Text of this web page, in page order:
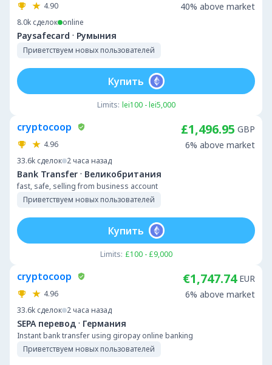
4.90
8.0k сделок online
Paysafecard · Румыния
Приветствуем новых пользователей
40% above market
Limits: lei100 - lei5,000
Купить
cryptocoop
4.96
33.6k сделок 2 часа назад
Bank Transfer · Великобритания
fast, safe, selling from business account
Приветствуем новых пользователей
£1,496.95 GBP
6% above market
Limits: £100 - £9,000
Купить
cryptocoop
4.96
33.6k сделок 2 часа назад
SEPA перевод · Германия
Instant bank transfer using giropay online banking
Приветствуем новых пользователей
€1,747.74 EUR
6% above market